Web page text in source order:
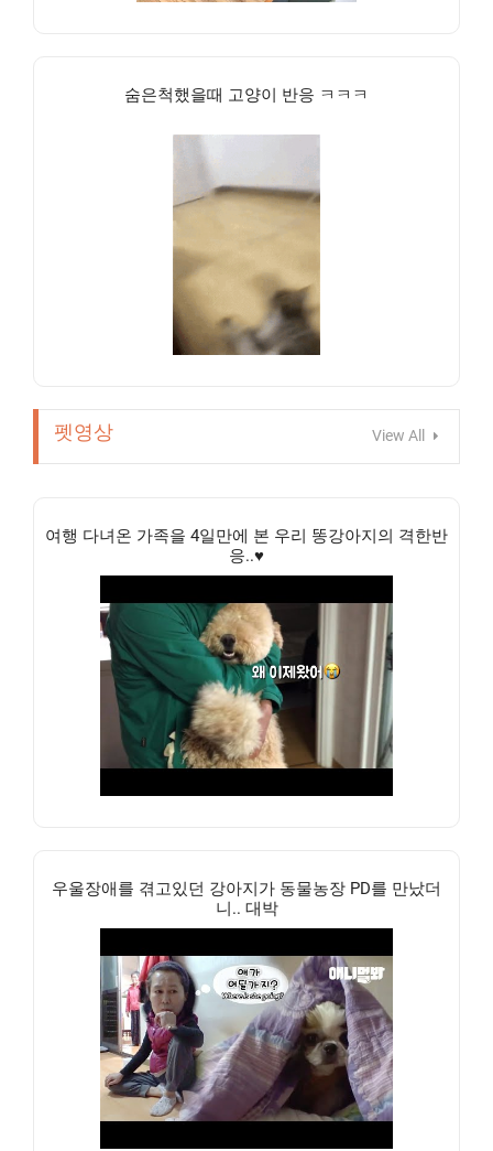
숨은척했을때 고양이 반응 ㅋㅋㅋ
펫영상 View All
여행 다녀온 가족을 4일만에 본 우리 똥강아지의 격한반
응..♥
우울장애를 겪고있던 강아지가 동물농장 PD를 만났더
니.. 대박